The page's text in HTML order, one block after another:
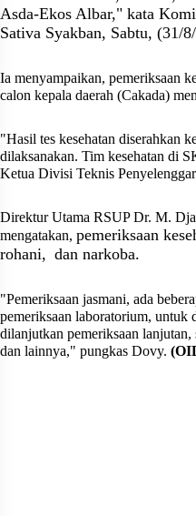
Asda-Ekos Albar," kata
Sativa Syakban, Sabtu, (31/
Ia menyampaikan, pemeriksaan
calon kepala daerah (Cakada)
"Hasil tes kesehatan diserahkan
dilaksanakan. Tim kesehatan di
Ketua Divisi Teknis
Direktur Utama RSUP Dr. M.
mengatakan, pemeriksaan
rohani, dan narkoba.
"Pemeriksaan jasmani, ada
pemeriksaan laboratorium, untuk
dilanjutkan pemeriksaan
dan lainnya," pungkas Dovy.